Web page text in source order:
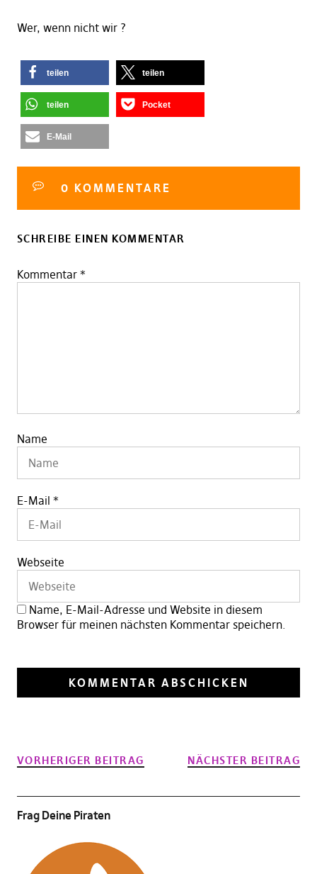
Wer, wenn nicht wir ?
teilen teilen
teilen Pocket
E-Mail
0 KOMMENTARE
SCHREIBE EINEN KOMMENTAR
Kommentar *
Name
E-Mail *
Webseite
Name, E-Mail-Adresse und Website in diesem
Browser für meinen nächsten Kommentar speichern.
VORHERIGER BEITRAG NÄCHSTER BEITRAG
Frag Deine Piraten